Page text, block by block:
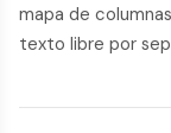
mapa de
texto libre por